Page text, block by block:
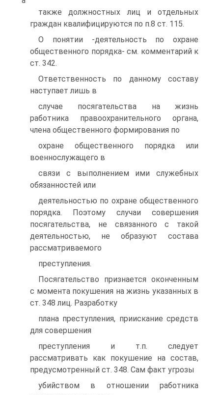
также должностных лиц и отдельных
граждан квалифицируются по п.8 ст. 115.
О понятии -деятельность по охране
общественного порядка- см. комментарий к
ст. 342.
Ответственность по данному составу
наступает лишь в
случае посягательства на жизнь
работника правоохранительного органа,
члена общественного формирования по
охране общественного порядка или
военнослужащего в
связи с выполнением ими служебных
обязанностей или
деятельностью по охране общественного
порядка. Поэтому случаи совершения
посягательства, не связанного с такой
деятельностью, не образуют состава
рассматриваемого
преступления.
Посягательство признается оконченным
с момента покушения на жизнь указанных в
ст. 348 лиц. Разработку
плана преступления, приискание средств
для совершения
преступления и т.п. следует
рассматривать как покушение на состав,
предусмотренный ст. 348. Сам факт угрозы
убийством в отношении работника